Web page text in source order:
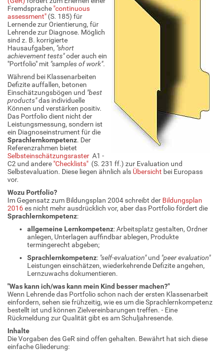
Fremdsprache "continuous
assessment" (S. 185) für
Lernende zur Orientierung, für
Lehrende zur Diagnose. Möglich
sind z. B. korrigierte
Hausaufgaben, "short
achievement tests"oder auch ein
"Portfolio" mit "samples of work".
Während bei Klassenarbeiten
Defizite auffallen, betonen
Einschätzungsbögen und "best
products"das individuelle
Können und verstärken positiv.
Das Portfolio dient nicht der
Leistungsmessung, sondern ist
ein Diagnoseinstrument für die
Sprachlernkompetenz. Der
Referenzrahmen bietet
Selbsteinschätzungsraster A1 -
C2 und andere "Checklists" (S. 231 ff.) zur Evaluation und
Selbstevaluation. Diese liegen ähnlich als Übersicht bei Europass
vor.
Wozu Portfolio?
Im Gegensatz zum Bildungsplan 2004 schreibt der Bildungsplan
2016es nicht mehr ausdrücklich vor, aber das Portfolio fördert die
Sprachlernkompetenz:
allgemeine Lernkompetenz: Arbeitsplatz gestalten, Ordner
anlegen, Unterlagen auffindbar ablegen, Produkte
termingerecht abgeben;
Sprachlernkompetenz: "self-evaluation"und "peer evaluation"
Leistungen einschätzen, wiederkehrende Defizite angehen,
Lernzuwachs dokumentieren.
"Was kann ich/was kann mein Kind besser machen?"
Wenn Lehrende das Portfolio schon nach der ersten Klassenarbeit
einfordern, sehen sie frühzeitig, wie es um die Sprachlernkompetenz
bestellt ist und können Zielvereinbarungen treffen. - Eine
Rückmeldung zur Qualität gibt es am Schuljahresende.
Inhalte
Die Vorgaben des GeR sind offen gehalten. Bewährt hat sich diese
einfache Gliederung: